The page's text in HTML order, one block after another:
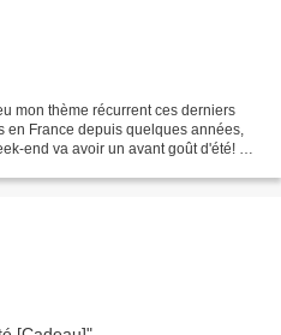
mon thème récurrent ces derniers
en France depuis quelques années,
end va avoir un avant goût d'été! Et